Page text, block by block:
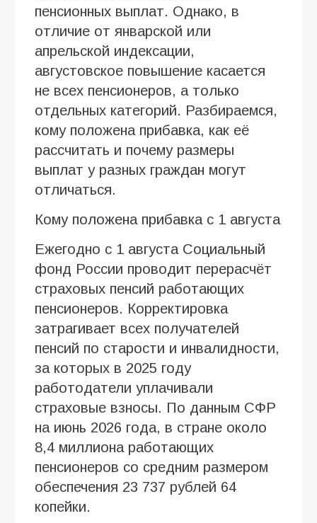
пенсионных выплат. Однако, в
отличие от январской или
апрельской индексации,
августовское повышение касается
не всех пенсионеров, а только
отдельных категорий. Разбираемся,
кому положена прибавка, как её
рассчитать и почему размеры
выплат у разных граждан могут
отличаться.
Кому положена прибавка с 1 августа
Ежегодно с 1 августа Социальный
фонд России проводит перерасчёт
страховых пенсий работающих
пенсионеров. Корректировка
затрагивает всех получателей
пенсий по старости и инвалидности,
за которых в 2025 году
работодатели уплачивали
страховые взносы. По данным СФР
на июнь 2026 года, в стране около
8,4 миллиона работающих
пенсионеров со средним размером
обеспечения 23 737 рублей 64
копейки.